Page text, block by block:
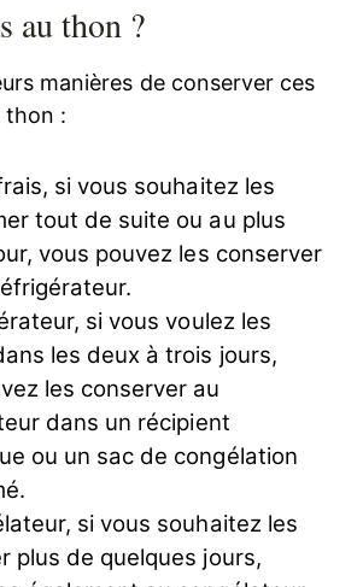
au thon ?
manières de conserver ces
thon :
si vous souhaitez les
tout de suite ou au plus
vous pouvez les conserver
si vous voulez les
les deux à trois jours,
les conserver au
dans un récipient
ou un sac de congélation
si vous souhaitez les
plus de quelques jours,